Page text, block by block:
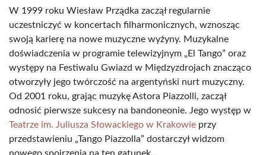
W 1999 roku Wiesław Prządka zaczął regularnie
uczestniczyć w koncertach filharmonicznych, wznosząc
swoją karierę na nowe muzyczne wyżyny. Muzykalne
doświadczenia w programie telewizyjnym „El Tango” oraz
występy na Festiwalu Gwiazd w Międzyzdrojach znacząco
otworzyły jego twórczość na argentyński nurt muzyczny.
Od 2001 roku, grając muzykę Astora Piazzolli, zaczął
odnosić pierwsze sukcesy na bandoneonie. Jego występ w
Teatrze im. Juliusza Słowackiego w Krakowie przy
przedstawieniu „Tango Piazzolla” dostarczył widzom